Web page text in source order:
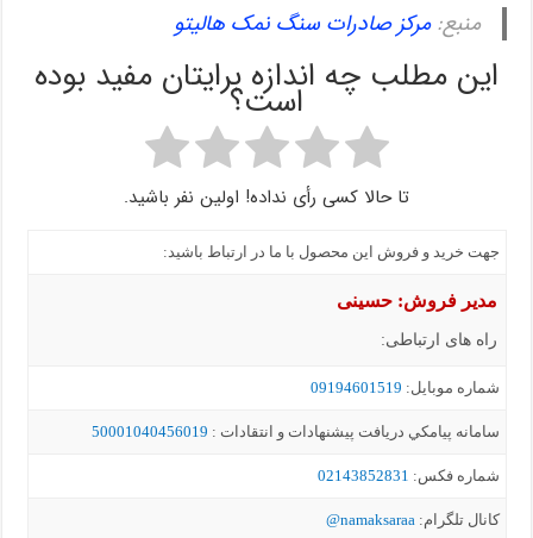
منبع:مرکز صادرات سنگ نمک هالیتو
این مطلب چه اندازه برایتان مفید بوده
است؟
تا حالا کسی رأی نداده! اولین نفر باشید.
جهت خرید و فروش این محصول با ما در ارتباط باشید:
مدیر فروش: حسینی
راه های ارتباطی:
شماره موبايل: 09194601519
سامانه پيامکي دریافت پیشنهادات و انتقادات : 50001040456019
شماره فکس: 02143852831
کانال تلگرام:namaksaraa@